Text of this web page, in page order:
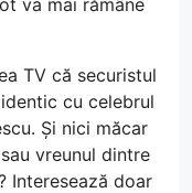
TV că securistul
cu celebrul
Și nici măcar
vreunul dintre
Interesează doar